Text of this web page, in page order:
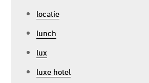
locatie
lunch
lux
luxe hotel